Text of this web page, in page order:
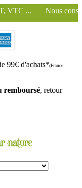
et utilisons
99€ d'achats*(France
remboursé, retour